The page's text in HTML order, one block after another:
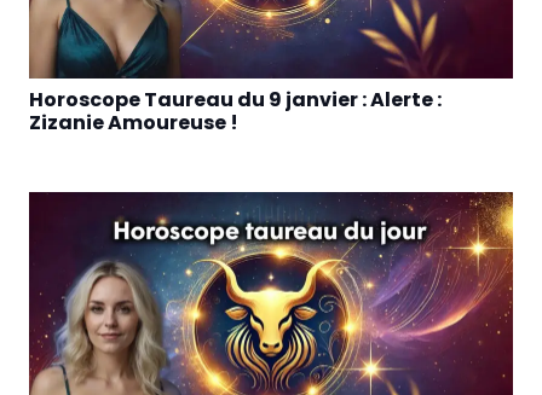
Horoscope Taureau du 9 janvier : Alerte :
Zizanie Amoureuse !